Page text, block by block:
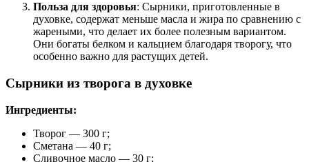
Польза для здоровья: Сырники, приготовленные в
духовке, содержат меньше масла и жира по сравнению с
жареными, что делает их более полезным вариантом.
Они богаты белком и кальцием благодаря творогу, что
особенно важно для растущих детей.
Сырники из творога в духовке
Ингредиенты:
Творог — 300 г;
Сметана — 40 г;
Сливочное масло — 30 г;